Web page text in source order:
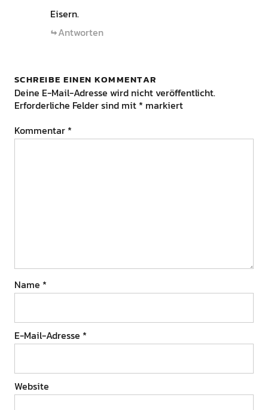
Eisern.
Antworten
SCHREIBE EINEN KOMMENTAR
Deine E-Mail-Adresse wird nicht veröffentlicht.
Erforderliche Felder sind mit * markiert
Kommentar *
Name *
E-Mail-Adresse *
Website